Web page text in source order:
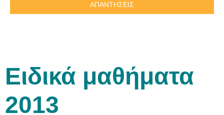
ΑΠΑΝΤΗΣΕΙΣ
Ειδικά μαθήματα
2013